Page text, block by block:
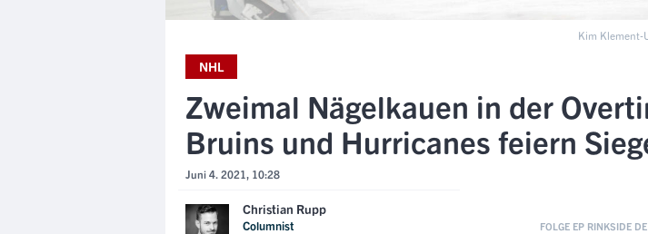
Kim Klement-
NHL
Zweimal Nägelkauen in der
Bruins und Hurricanes feiern
Juni 4. 2021, 10:28
Christian Rupp
Columnist FOLGE EP RINKSIDE DE